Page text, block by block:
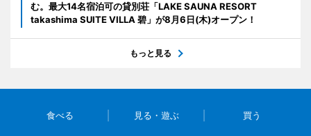
む。最大14名宿泊可の貸別荘「LAKE SAUNA RESORT
takashima SUITE VILLA 碧」が8月6日(木)オープン！
もっと見る
食べる 見る・遊ぶ 買う